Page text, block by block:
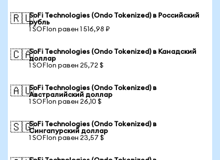
🇷🇺SoFi Technologies (Ondo Tokenized) в Российский
рубль
1 SOFIon равен 1 516,98 ₽
🇨🇦SoFi Technologies (Ondo Tokenized) в Канадский
доллар
1 SOFIon равен 25,72 $
🇦🇺SoFi Technologies (Ondo Tokenized) в
Австралийский доллар
1 SOFIon равен 26,10 $
🇸🇬SoFi Technologies (Ondo Tokenized) в
Сингапурский доллар
1 SOFIon равен 23,57 $